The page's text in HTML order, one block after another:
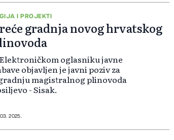
ruske vlade
Novak.
I PROJEKTI
gradnja novog hrvatskog
oglasniku javne
objavljen je javni poziv za
magistralnog plinovoda
- Sisak.
2025.